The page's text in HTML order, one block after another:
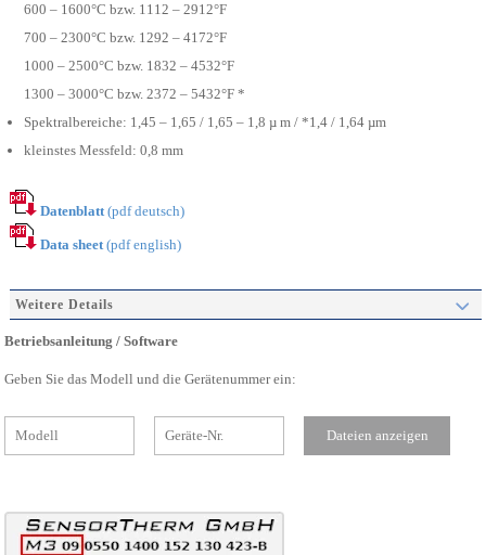
600 – 1600°C bzw. 1112 – 2912°F
700 – 2300°C bzw. 1292 – 4172°F
1000 – 2500°C bzw. 1832 – 4532°F
1300 – 3000°C bzw. 2372 – 5432°F *
Spektralbereiche: 1,45 – 1,65 / 1,65 – 1,8 µ m / *1,4 / 1,64 µm
kleinstes Messfeld: 0,8 mm
Datenblatt(pdf deutsch)
Data sheet(pdf english)
Weitere Details
Betriebsanleitung / Software
Geben Sie das Modell und die Gerätenummer ein: